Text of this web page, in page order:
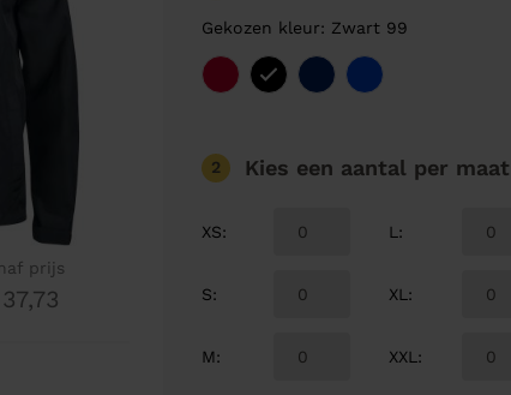
prijs
Gekozen kleur: Zwart 99
2 Kies een aantal per maat
XS:
S:
M:
L :
XL :
XXL :